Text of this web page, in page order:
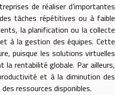
de réaliser d’importantes
tâches répétitives ou à faible
la planification ou la collecte
à la gestion des équipes. Cette
puisque les solutions virtuelles
la rentabilité globale. Par ailleurs,
et à la diminution des
ressources disponibles.